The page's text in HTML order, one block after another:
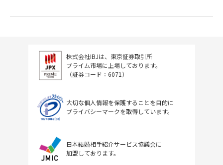
株式会社IBJは、東京証券取引所
プライム市場に上場しております。
（証券コード：6071）
大切な個人情報を保護することを目的に
プライバシーマークを取得しています。
日本結婚相手紹介サービス協議会に
加盟しております。